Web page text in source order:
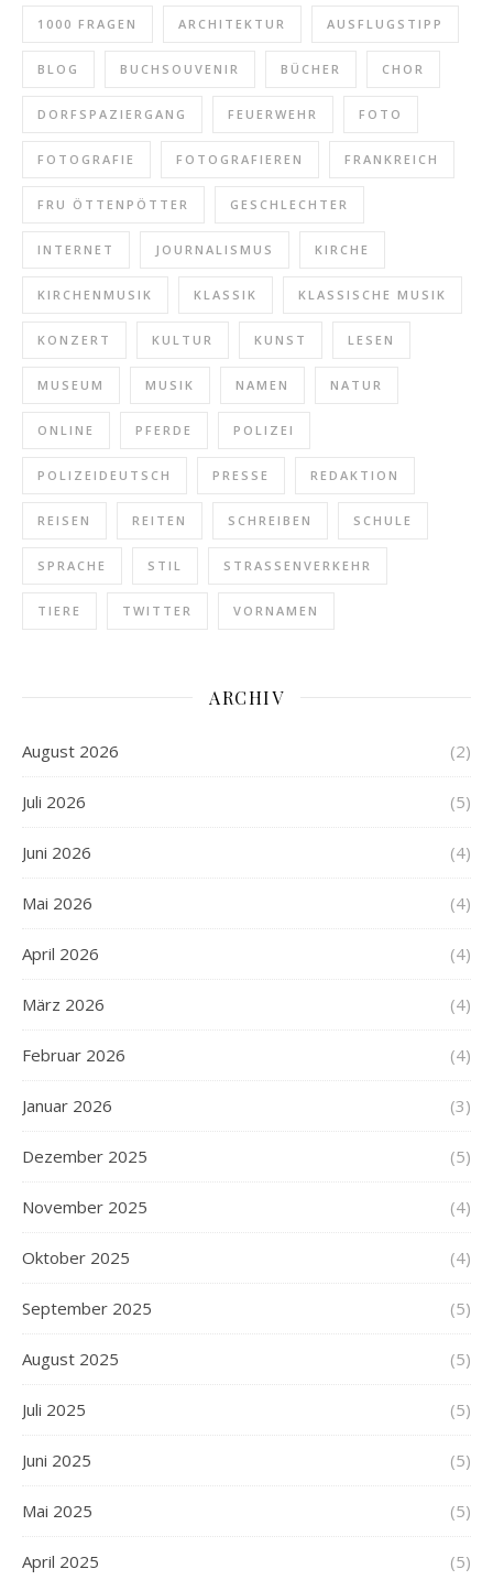
1000 FRAGEN ARCHITEKTUR AUSFLUGSTIPP
BLOG BUCHSOUVENIR BÜCHER CHOR
DORFSPAZIERGANG FEUERWEHR FOTO
FOTOGRAFIE FOTOGRAFIEREN FRANKREICH
FRU ÖTTENPÖTTER GESCHLECHTER
INTERNET JOURNALISMUS KIRCHE
KIRCHENMUSIK KLASSIK KLASSISCHE MUSIK
KONZERT KULTUR KUNST LESEN
MUSEUM MUSIK NAMEN NATUR
ONLINE PFERDE POLIZEI
POLIZEIDEUTSCH PRESSE REDAKTION
REISEN REITEN SCHREIBEN SCHULE
SPRACHE STIL STRASSENVERKEHR
TIERE TWITTER VORNAMEN
ARCHIV
August 2026 (2)
Juli 2026 (5)
Juni 2026 (4)
Mai 2026 (4)
April 2026 (4)
März 2026 (4)
Februar 2026 (4)
Januar 2026 (3)
Dezember 2025 (5)
November 2025 (4)
Oktober 2025 (4)
September 2025 (5)
August 2025 (5)
Juli 2025 (5)
Juni 2025 (5)
Mai 2025 (5)
April 2025 (5)